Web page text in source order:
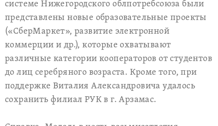
системе Нижегородского облпотребсоюза были
представлены новые образовательные проекты
(«СберМаркет», развитие электронной
коммерции и др.), которые охватывают
различные категории кооператоров от студентов
до лиц серебряного возраста. Кроме того, при
поддержке Виталия Александровича удалось
сохранить филиал РУК в г. Арзамас.